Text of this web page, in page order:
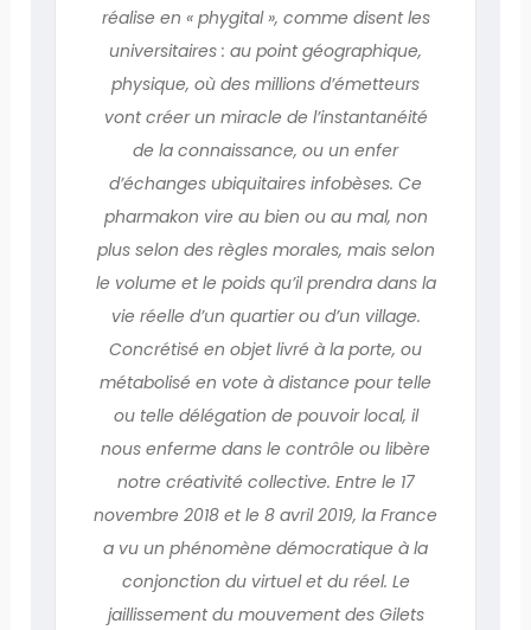
réalise en « phygital », comme disent les
universitaires : au point géographique,
physique, où des millions d’émetteurs
vont créer un miracle de l’instantanéité
de la connaissance, ou un enfer
d’échanges ubiquitaires infobèses. Ce
pharmakon vire au bien ou au mal, non
plus selon des règles morales, mais selon
le volume et le poids qu’il prendra dans la
vie réelle d’un quartier ou d’un village.
Concrétisé en objet livré à la porte, ou
métabolisé en vote à distance pour telle
ou telle délégation de pouvoir local, il
nous enferme dans le contrôle ou libère
notre créativité collective. Entre le 17
novembre 2018 et le 8 avril 2019, la France
a vu un phénomène démocratique à la
conjonction du virtuel et du réel. Le
jaillissement du mouvement des Gilets